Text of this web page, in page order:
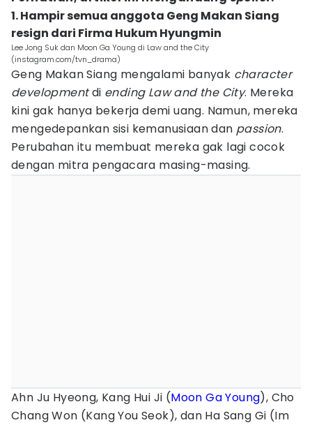
1. Hampir semua anggota Geng Makan Siang
resign dari Firma Hukum Hyungmin
Lee Jong Suk dan Moon Ga Young di Law and the City
(instagram.com/tvn_drama)
Geng Makan Siang mengalami banyak character
developmentdi ending Law and the City. Mereka
kini gak hanya bekerja demi uang. Namun, mereka
mengedepankan sisi kemanusiaan dan passion.
Perubahan itu membuat mereka gak lagi cocok
dengan mitra pengacara masing-masing.
Ahn Ju Hyeong, Kang Hui Ji (Moon Ga Young), Cho
Chang Won (Kang You Seok), dan Ha Sang Gi (Im